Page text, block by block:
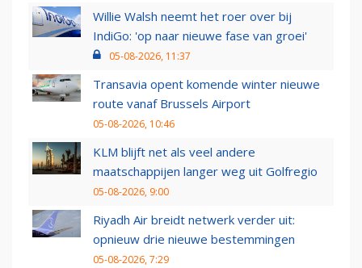
Willie Walsh neemt het roer over bij
IndiGo: 'op naar nieuwe fase van groei'
05-08-2026, 11:37
Transavia opent komende winter nieuwe
route vanaf Brussels Airport
05-08-2026, 10:46
KLM blijft net als veel andere
maatschappijen langer weg uit Golfregio
05-08-2026, 9:00
Riyadh Air breidt netwerk verder uit:
opnieuw drie nieuwe bestemmingen
05-08-2026, 7:29